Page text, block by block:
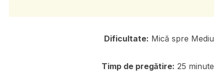
Dificultate: Mică spre Mediu
Timp de pregătire: 25 minute